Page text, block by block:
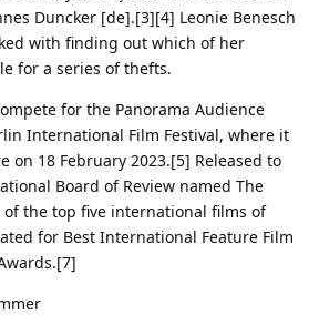
Duncker [de].[3][4] Leonie Benesch
with finding out which of her
for a series of thefts.
for the Panorama Audience
International Film Festival, where it
on 18 February 2023.[5] Released to
Board of Review named The
of the top five international films of
for Best International Feature Film